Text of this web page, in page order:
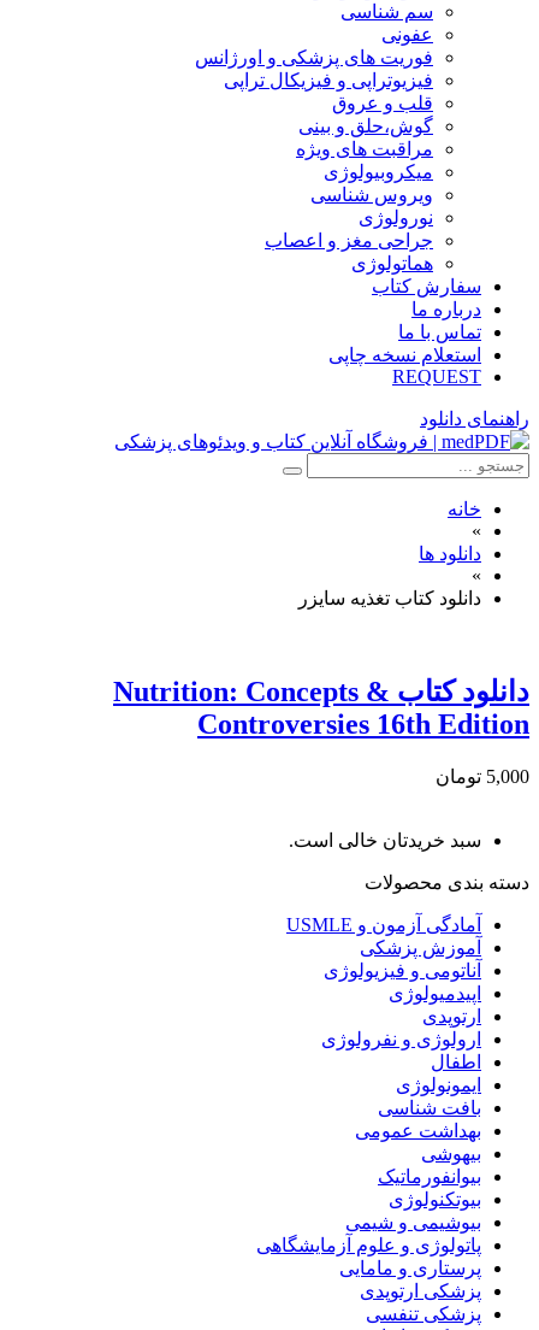
سم شناسی
عفونی
فوریت های پزشکی و اورژانس
فیزیوتراپی و فیزیکال تراپی
قلب و عروق
گوش،حلق و بینی
مراقبت های ویژه
میکروبیولوژی
ویروس شناسی
نورولوژی
جراحی مغز و اعصاب
هماتولوژی
سفارش کتاب
درباره ما
تماس با ما
استعلام نسخه چاپی
REQUEST
راهنمای دانلود
خانه
»
دانلود ها
»
دانلود کتاب تغذیه سایزر
دانلود كتاب Nutrition: Concepts &
Controversies 16th Edition
5,000 تومان
سبد خریدتان خالی است.
دسته بندی محصولات
آمادگی آزمون و USMLE
آموزش پزشکی
آناتومی و فیزیولوژی
اپیدمیولوژی
ارتوپدی
ارولوژی و نفرولوژی
اطفال
ایمونولوژی
بافت شناسی
بهداشت عمومی
بیهوشی
بیوانفورماتیک
بیوتکنولوژی
بیوشیمی و شیمی
پاتولوژی و علوم آزمایشگاهی
پرستاری و مامایی
پزشکی ارتوپدی
پزشکی تنفسی